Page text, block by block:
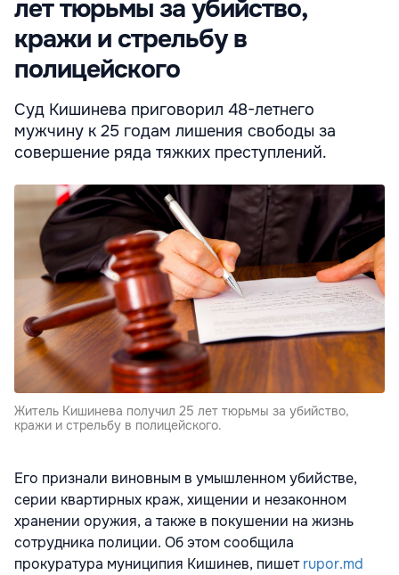
лет тюрьмы за убийство,
кражи и стрельбу в
полицейского
Суд Кишинева приговорил 48-летнего
мужчину к 25 годам лишения свободы за
совершение ряда тяжких преступлений.
Житель Кишинева получил 25 лет тюрьмы за убийство,
кражи и стрельбу в полицейского.
Его признали виновным в умышленном убийстве,
серии квартирных краж, хищении и незаконном
хранении оружия, а также в покушении на жизнь
сотрудника полиции. Об этом сообщила
прокуратура муниципия Кишинев, пишетrupor.md